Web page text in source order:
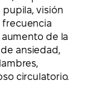
pupila, visión
frecuencia
de la
ansiedad,
circulatorio.